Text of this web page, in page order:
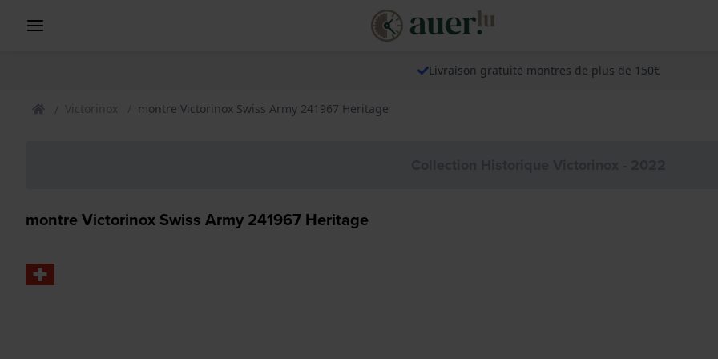
Livraison gratuite montres de plus de 150€
Victorinox montre Victorinox Swiss Army 241967 Heritage
montre Victorinox Swiss Army 241967 Heritage